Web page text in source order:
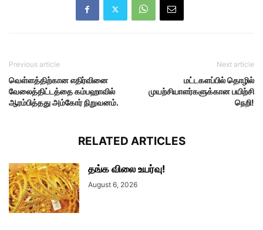
Previous article
வெள்ளத்திற்கான எதிர்வினை
வேலைத்திட்டத்தை கம்பஹாவில்
ஆரம்பித்தது அம்கோர் நிறுவனம்.
Next article
மட்டகளப்பில் தொழில்
முயற்சியாளர்களுக்கான பயிற்சி
நெறி!
RELATED ARTICLES
தங்க விலை உயர்வு!
August 6, 2026